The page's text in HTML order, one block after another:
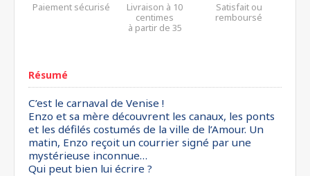
Paiement sécurisé
Livraison à 10
centimes
à partir de 35
Satisfait ou
remboursé
Résumé
C’est le carnaval de Venise !
Enzo et sa mère découvrent les canaux, les ponts
et les défilés costumés de la ville de l’Amour. Un
matin, Enzo reçoit un courrier signé par une
mystérieuse inconnue…
Qui peut bien lui écrire ?